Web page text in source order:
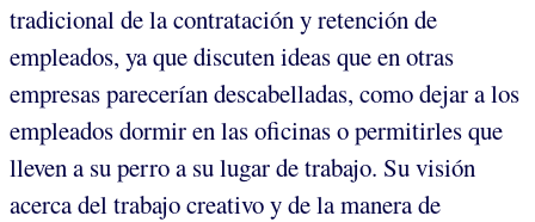
tradicional de la contratación y retención de
empleados, ya que discuten ideas que en otras
empresas parecerían descabelladas, como dejar a los
empleados dormir en las oficinas o permitirles que
lleven a su perro a su lugar de trabajo. Su visión
acerca del trabajo creativo y de la manera de